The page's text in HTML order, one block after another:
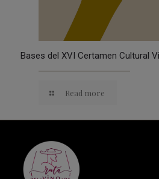
Bases del XVI Certamen Cultural
Read more